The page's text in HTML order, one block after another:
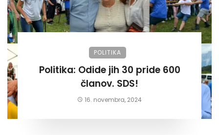
POLITIKA
Politika: Odide jih 30 pride 600
članov. SDS!
16. novembra, 2024